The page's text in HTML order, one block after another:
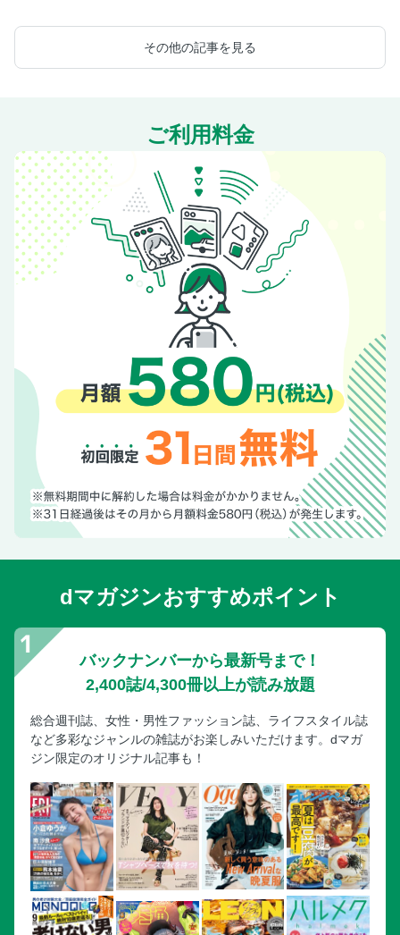
その他の記事を見る
ご利用料金
dマガジンおすすめポイント
バックナンバーから最新号まで！
2,400誌/4,300冊以上が読み放題
総合週刊誌、女性・男性ファッション誌、ライフスタイル誌
など多彩なジャンルの雑誌がお楽しみいただけます。dマガ
ジン限定のオリジナル記事も！